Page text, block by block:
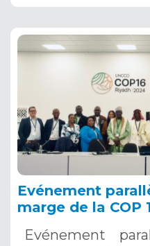
Evénement
marge de la COP
Systèmes
Evénement